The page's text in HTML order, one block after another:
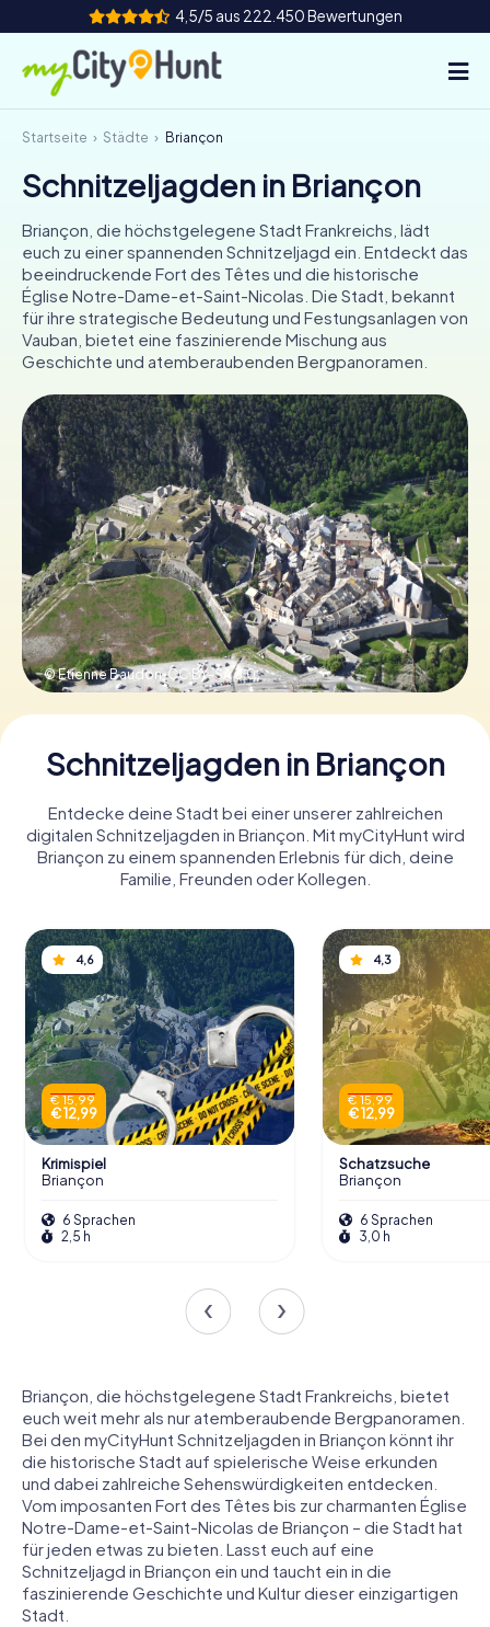
4,5/5 aus 222.450 Bewertungen
So funktioniert's
Städte
Touren
Teamevent
Tickets
INT AT CH
DE
ES
FR UK
IE
IT
NL
Tickets buchen
Gutscheine bestellen
Startseite Städte Briançon
Schnitzeljagden in Briançon
Briançon, die höchstgelegene Stadt Frankreichs, lädt
euch zu einer spannenden Schnitzeljagd ein. Entdeckt das
beeindruckende Fort des Têtes und die historische
Église Notre-Dame-et-Saint-Nicolas. Die Stadt, bekannt
für ihre strategische Bedeutung und Festungsanlagen von
Vauban, bietet eine faszinierende Mischung aus
Geschichte und atemberaubenden Bergpanoramen.
© Etienne Baudon,CC BY-SA 3.0
Schnitzeljagden in Briançon
Entdecke deine Stadt bei einer unserer zahlreichen
digitalen Schnitzeljagden in Briançon. Mit myCityHunt wird
Briançon zu einem spannenden Erlebnis für dich, deine
Familie, Freunden oder Kollegen.
4,6
€ 15,99
€ 12,99
Krimispiel
Briançon
6 Sprachen
2,5 h
4,3
€ 15,99
€ 12,99
Schatzsuche
Briançon
6 Sprachen
3,0 h
Briançon, die höchstgelegene Stadt Frankreichs, bietet
euch weit mehr als nur atemberaubende Bergpanoramen.
Bei den myCityHunt Schnitzeljagden in Briançon könnt ihr
die historische Stadt auf spielerische Weise erkunden
und dabei zahlreiche Sehenswürdigkeiten entdecken.
Vom imposanten Fort des Têtes bis zur charmanten Église
Notre-Dame-et-Saint-Nicolas de Briançon – die Stadt hat
für jeden etwas zu bieten. Lasst euch auf eine
Schnitzeljagd in Briançon ein und taucht ein in die
faszinierende Geschichte und Kultur dieser einzigartigen
Stadt.